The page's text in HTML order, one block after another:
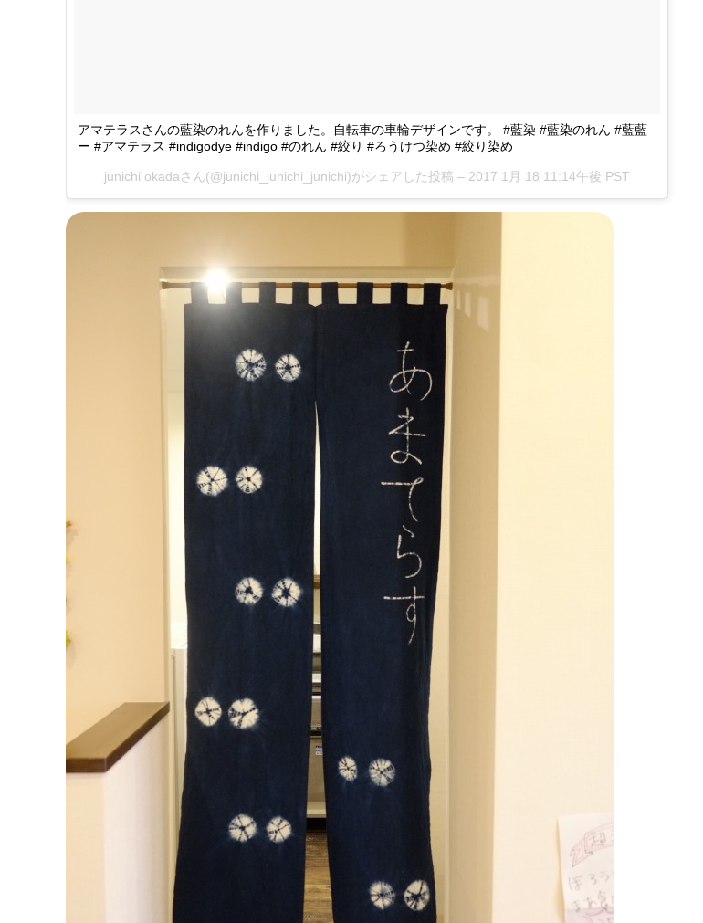
アマテラスさんの藍染のれんを作りました。自転車の車輪デザインです。 #藍染 #藍染のれん #藍藍
ー #アマテラス #indigodye #indigo #のれん #絞り #ろうけつ染め #絞り染め
junichi okadaさん(@junichi_junichi_junichi)がシェアした投稿 – 2017 1月 18 11:14午後 PST